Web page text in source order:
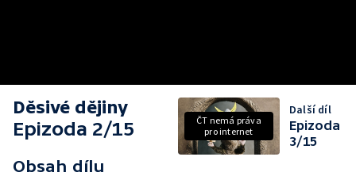
Děsivé dějiny
Epizoda 2/15
Obsah dílu
ČT nemá práva
pro internet
Další díl
Epizoda
3/15